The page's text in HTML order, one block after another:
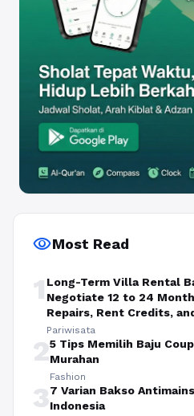
visibilityMost Read
1 Long-Term Villa Rental
Negotiate 12 to 24
Repairs, Rent Credits,
Pariwisata
25 Tips Memilih Baju
Murahan
Fashion
37 Varian Bakso
Indonesia